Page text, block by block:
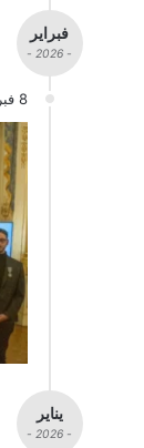
فبراير
- 2026 -
8 فبراير
يناير
- 2026 -